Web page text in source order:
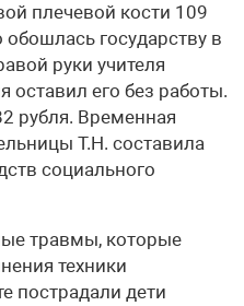
плечевой кости 109
государству в
руки учителя
оставил его без работы.
рубля. Временная
Т.Н. составила
социального
травмы, которые
техники
пострадали дети